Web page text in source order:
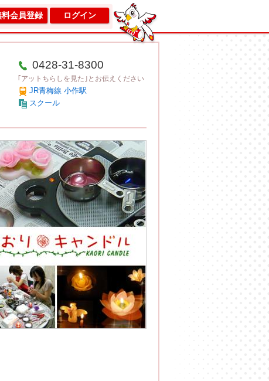
料会員登録 ログイン
0428-31-8300
｢アットちらしを見た｣とお伝えください
JR青梅線 小作駅
スクール